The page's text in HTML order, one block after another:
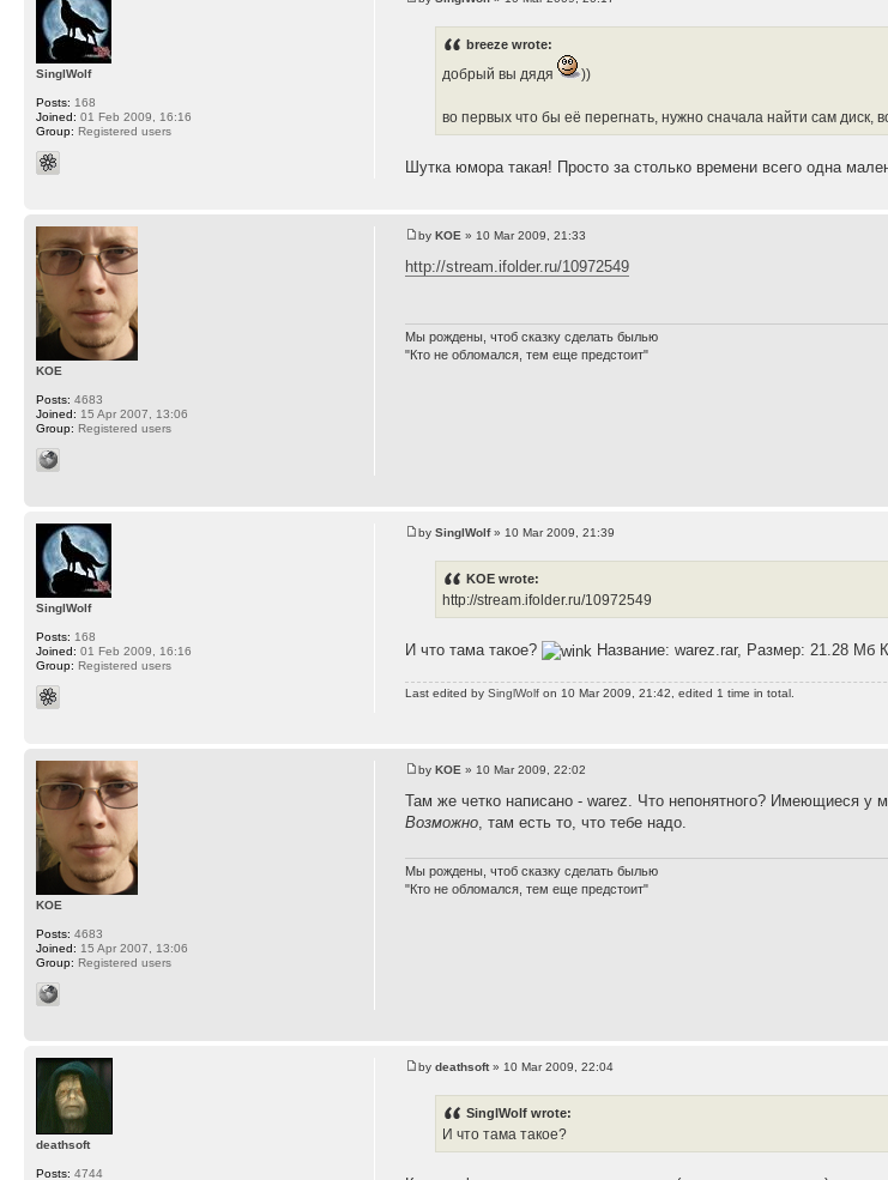
breeze wrote:
добрый вы дядя ))
во первых что бы её перегнать, нужно сначала найти сам диск,
Шутка юмора такая! Просто за столько времени всего одна
SinglWolf
Posts: 168
Joined: 01 Feb 2009, 16:16
Group: Registered users
byKOE » 10 Mar 2009, 21:33
http://stream.ifolder.ru/10972549
Мы рождены, чтоб сказку сделать былью
"Кто не обломался, тем еще предстоит"
KOE
Posts: 4683
Joined: 15 Apr 2007, 13:06
Group: Registered users
bySinglWolf» 10 Mar 2009, 21:39
KOE wrote:
http://stream.ifolder.ru/10972549
И что тама такое? Название: warez.rar, Размер: 21.28 Мб
Last edited bySinglWolf on 10 Mar 2009, 21:42, edited 1 time in total.
SinglWolf
Posts: 168
Joined: 01 Feb 2009, 16:16
Group: Registered users
byKOE » 10 Mar 2009, 22:02
Там же четко написано - warez. Что непонятного? Имеющиеся у
Возможно , там есть то, что тебе надо.
Мы рождены, чтоб сказку сделать былью
"Кто не обломался, тем еще предстоит"
KOE
Posts: 4683
Joined: 15 Apr 2007, 13:06
Group: Registered users
bydeathsoft» 10 Mar 2009, 22:04
SinglWolf wrote:
И что тама такое?
deathsoft
Posts: 4744